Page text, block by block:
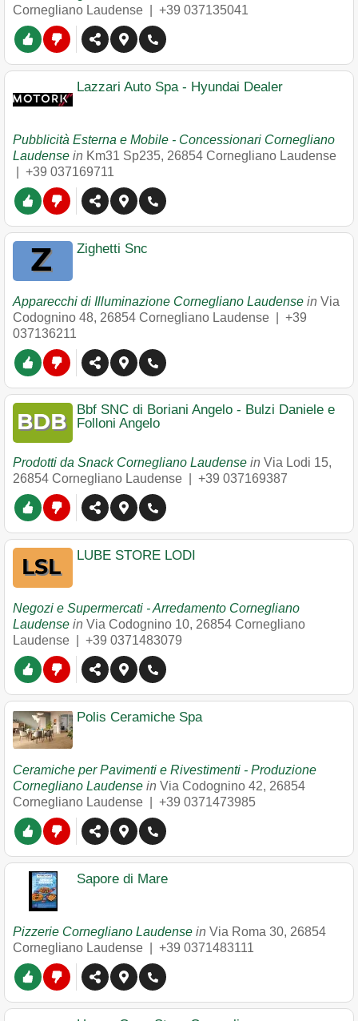
Cornegliano Laudense
+39 037135041
Lazzari Auto Spa - Hyundai Dealer
Pubblicità Esterna e Mobile - Concessionari Cornegliano
Laudense in Km31 Sp235, 26854 Cornegliano Laudense
+39 037169711
Zighetti Snc
Apparecchi di Illuminazione Cornegliano Laudense in Via
Codognino 48, 26854 Cornegliano Laudense
+39
037136211
Bbf SNC di Boriani Angelo - Bulzi Daniele e
Folloni Angelo
Prodotti da Snack Cornegliano Laudense in Via Lodi 15,
26854 Cornegliano Laudense +39 037169387
LUBE STORE LODI
Negozi e Supermercati - Arredamento Cornegliano
Laudense in Via Codognino 10, 26854 Cornegliano
Laudense
+39 0371483079
Polis Ceramiche Spa
Ceramiche per Pavimenti e Rivestimenti - Produzione
Cornegliano Laudense in Via Codognino 42, 26854
Cornegliano Laudense
+39 0371473985
Sapore di Mare
Pizzerie Cornegliano Laudense in Via Roma 30, 26854
Cornegliano Laudense
+39 0371483111